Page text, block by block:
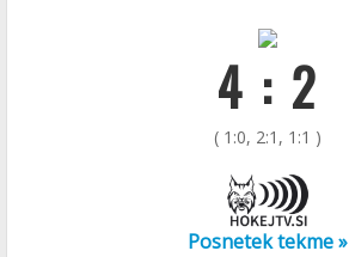
4 : 2
( 1:0, 2:1, 1:1 )
Posnetek tekme »